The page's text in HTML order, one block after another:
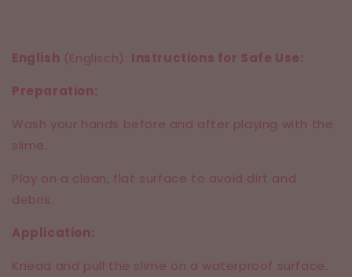
English (Englisch): Instructions for Safe Use:
Preparation:
Wash your hands before and after playing with the
slime.
Play on a clean, flat surface to avoid dirt and
debris.
Application:
Knead and pull the slime on a waterproof surface.